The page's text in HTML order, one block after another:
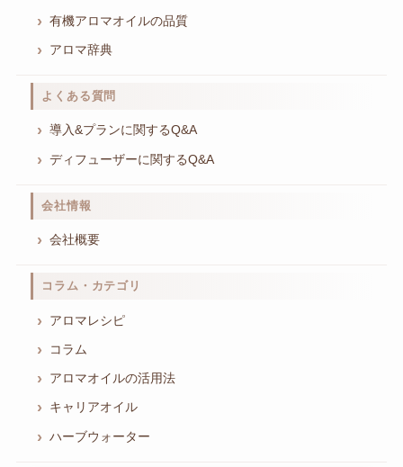
有機アロマオイルの品質
アロマ辞典
よくある質問
導入&プランに関するQ&A
ディフューザーに関するQ&A
会社情報
会社概要
コラム・カテゴリ
アロマレシピ
コラム
アロマオイルの活用法
キャリアオイル
ハーブウォーター